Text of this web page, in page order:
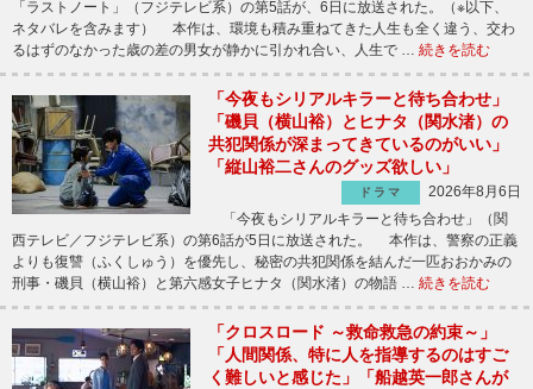
「ラストノート」（フジテレビ系）の第5話が、6日に放送された。（※以下、
ネタバレを含みます） 本作は、環境も積み重ねてきた人生も全く違う、交わ
るはずのなかった歳の差の男女が静かに引かれ合い、人生で … 続きを読む
「今夜もシリアルキラーと待ち合わせ」
「磯貝（横山裕）とヒナタ（関水渚）の
共犯関係が深まってきているのがいい」
「縦山裕二さんのグッズ欲しい」
ドラマ
2026年8月6日
「今夜もシリアルキラーと待ち合わせ」（関
西テレビ／フジテレビ系）の第6話が5日に放送された。 本作は、警察の正義
よりも復讐（ふくしゅう）を優先し、秘密の共犯関係を結んだ一匹おおかみの
刑事・磯貝（横山裕）と第六感女子ヒナタ（関水渚）の物語 … 続きを読む
「クロスロード ～救命救急の約束～」
「人間関係、特に人を指導するのはすご
く難しいと感じた」「船越英一郎さんが